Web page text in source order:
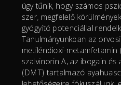
úgy tűnik, hogy számos
szer, megfelelő
gyógyító potenciállal
Tanulmányunkban az
metiléndioxi-metamfetamin
szalvinorin A, az ibogain és
(DMT) tartalmazó